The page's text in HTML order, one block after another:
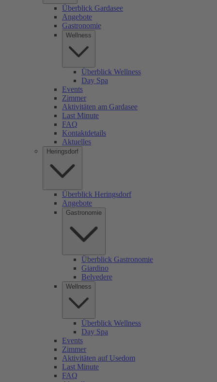
Überblick Gardasee
Angebote
Gastronomie
Wellness
Überblick Wellness
Day Spa
Events
Zimmer
Aktivitäten am Gardasee
Last Minute
FAQ
Kontaktdetails
Aktuelles
Heringsdorf
Überblick Heringsdorf
Angebote
Gastronomie
Überblick Gastronomie
Giardino
Belvedere
Wellness
Überblick Wellness
Day Spa
Events
Zimmer
Aktivitäten auf Usedom
Last Minute
FAQ